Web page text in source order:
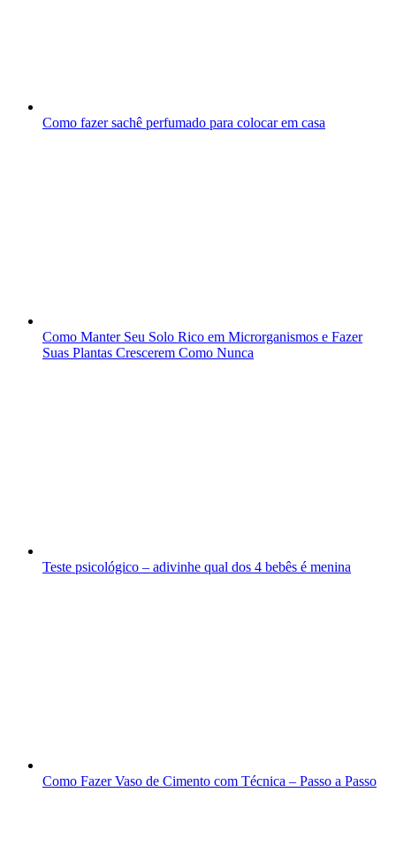
Como fazer sachê perfumado para colocar em casa
Como Manter Seu Solo Rico em Microrganismos e Fazer
Suas Plantas Crescerem Como Nunca
Teste psicológico – adivinhe qual dos 4 bebês é menina
Como Fazer Vaso de Cimento com Técnica – Passo a Passo